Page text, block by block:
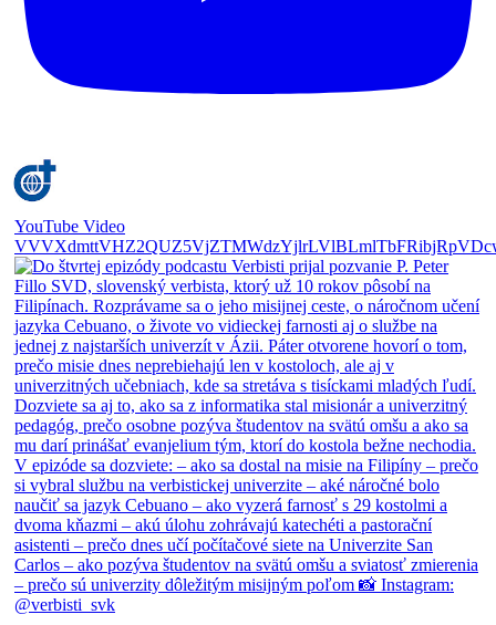
YouTube Video